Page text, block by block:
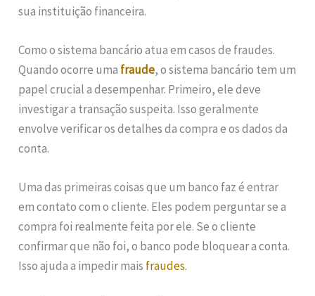
sua instituição financeira.
Como o sistema bancário atua em casos de fraudes.
Quando ocorre uma fraude, o sistema bancário tem um
papel crucial a desempenhar. Primeiro, ele deve
investigar a transação suspeita. Isso geralmente
envolve verificar os detalhes da compra e os dados da
conta.
Uma das primeiras coisas que um banco faz é entrar
em contato com o cliente. Eles podem perguntar se a
compra foi realmente feita por ele. Se o cliente
confirmar que não foi, o banco pode bloquear a conta.
Isso ajuda a impedir mais fraudes.